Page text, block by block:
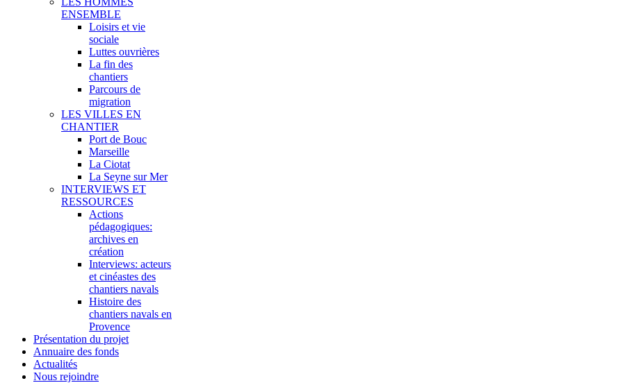
ENSEMBLE
Loisirs et vie
sociale
Luttes ouvrières
La fin des
chantiers
Parcours de
migration
LES VILLES EN
CHANTIER
Port de Bouc
Marseille
La Ciotat
La Seyne sur Mer
INTERVIEWS ET
RESSOURCES
Actions
pédagogiques:
archives en
création
Interviews: acteurs
et cinéastes des
chantiers navals
Histoire des
chantiers navals en
Provence
Présentation du projet
Annuaire des fonds
Actualités
Nous rejoindre